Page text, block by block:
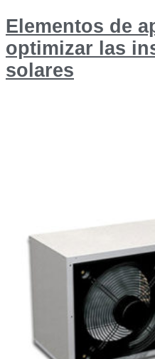
Elementos de
optimizar las
solares